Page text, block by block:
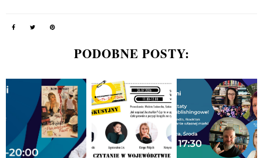
PODOBNE POSTY: